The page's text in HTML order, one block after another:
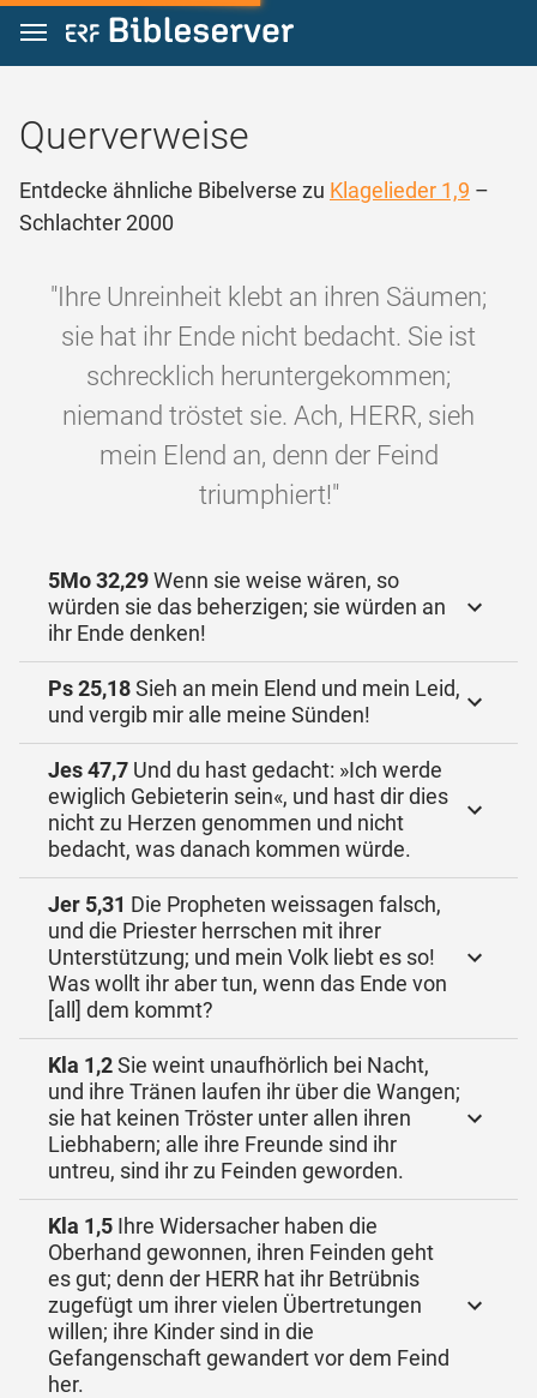
Zum Inhalt springen
Querverweise
Entdecke ähnliche Bibelverse zu Klagelieder 1,9 –
Schlachter 2000
"Ihre Unreinheit klebt an ihren Säumen;
sie hat ihr Ende nicht bedacht. Sie ist
schrecklich heruntergekommen;
niemand tröstet sie. Ach, HERR, sieh
mein Elend an, denn der Feind
triumphiert!"
5Mo 32,29Wenn sie weise wären, so
würden sie das beherzigen; sie würden an
ihr Ende denken!
Ps 25,18Sieh an mein Elend und mein Leid,
und vergib mir alle meine Sünden!
Jes 47,7 Und du hast gedacht: »Ich werde
ewiglich Gebieterin sein«, und hast dir dies
nicht zu Herzen genommen und nicht
bedacht, was danach kommen würde.
Jer 5,31 Die Propheten weissagen falsch,
und die Priester herrschen mit ihrer
Unterstützung; und mein Volk liebt es so!
Was wollt ihr aber tun, wenn das Ende von
[all] dem kommt?
Kla 1,2Sie weint unaufhörlich bei Nacht,
und ihre Tränen laufen ihr über die Wangen;
sie hat keinen Tröster unter allen ihren
Liebhabern; alle ihre Freunde sind ihr
untreu, sind ihr zu Feinden geworden.
Kla 1,5 Ihre Widersacher haben die
Oberhand gewonnen, ihren Feinden geht
es gut; denn der HERR hat ihr Betrübnis
zugefügt um ihrer vielen Übertretungen
willen; ihre Kinder sind in die
Gefangenschaft gewandert vor dem Feind
her.